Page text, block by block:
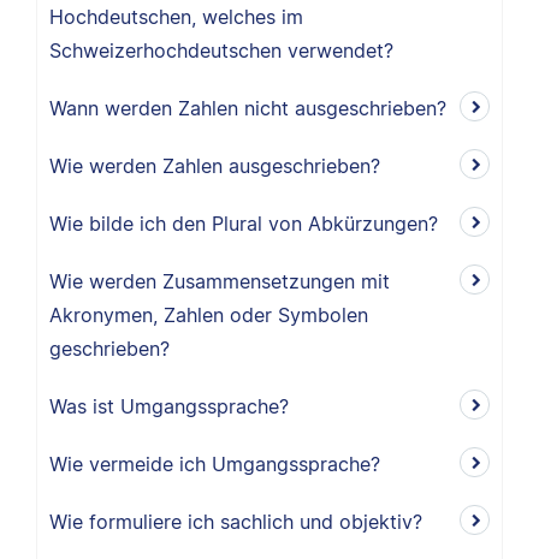
Hochdeutschen, welches im
Schweizerhochdeutschen verwendet?
Wann werden Zahlen nicht ausgeschrieben?
Wie werden Zahlen ausgeschrieben?
Wie bilde ich den Plural von Abkürzungen?
Wie werden Zusammensetzungen mit
Akronymen, Zahlen oder Symbolen
geschrieben?
Was ist Umgangssprache?
Wie vermeide ich Umgangssprache?
Wie formuliere ich sachlich und objektiv?